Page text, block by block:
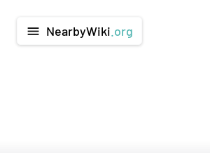
menu NearbyWiki .org